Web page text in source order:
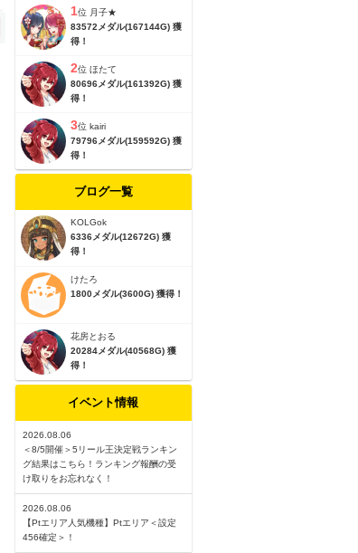
1位 月子★
83572メダル(167144G) 獲
得！
2位 ほたて
80696メダル(161392G) 獲
得！
3位 kairi
79796メダル(159592G) 獲
得！
ブログ一覧
KOLGok
6336メダル(12672G) 獲
得！
けたろ
1800メダル(3600G) 獲得！
花房とおる
20284メダル(40568G) 獲
得！
イベント情報
2026.08.06
＜8/5開催＞5リール王決定戦ランキン
グ結果はこちら！ランキング報酬の受
け取りをお忘れなく！
2026.08.06
【Ptエリア人気機種】Ptエリア＜設定
456確定＞！